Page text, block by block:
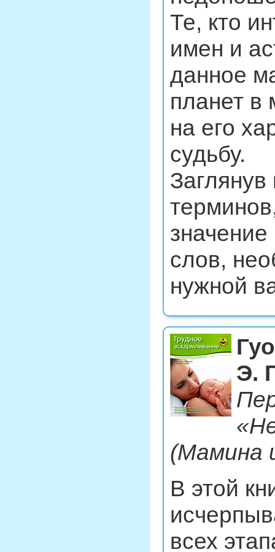
Те, кто
имен и
данное
планет в
на его
судьбу.
слов,
нужной
Э.
(Мамина
В этой
всех